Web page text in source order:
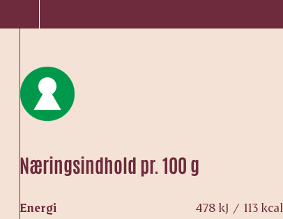
Næringsindhold pr. 100 g
Energi 478 kJ / 113 kcal